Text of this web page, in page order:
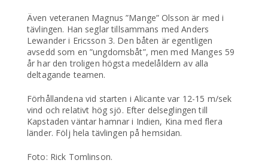
Även veteranen Magnus ”Mange” Olsson är med i
tävlingen. Han seglar tillsammans med Anders
Lewander i Ericsson 3. Den båten är egentligen
avsedd som en ”ungdomsbåt”, men med Manges 59
år har den troligen högsta medelåldern av alla
deltagande teamen.
Förhållandena vid starten i Alicante var 12-15 m/sek
vind och relativt hög sjö. Efter delseglingen till
Kapstaden väntar hamnar i Indien, Kina med flera
länder. Följ hela tävlingen på hemsidan.
Foto: Rick Tomlinson.